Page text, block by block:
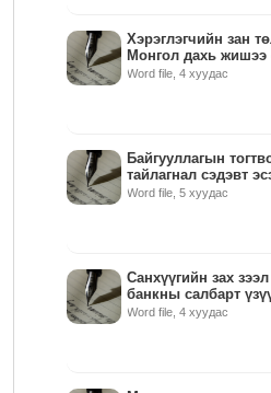
Хэрэглэгчийн зан
Монгол дахь жишээ
Word file, 4 хуудас
Байгууллагын
тайлагнал сэдэвт
Word file, 5 хуудас
Санхүүгийн зах
банкны салбарт
Word file, 4 хуудас